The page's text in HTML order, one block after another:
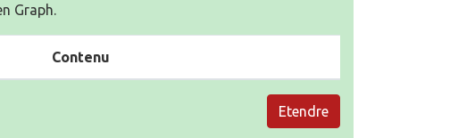
Graph.
Contenu
Etendre